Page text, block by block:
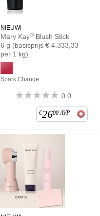
NIEUW!
Mary Kay® Blush Stick
6 g (basisprijs € 4.333,33
per 1 kg)
Spark Change
0.0
€2600 AVP